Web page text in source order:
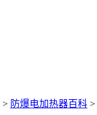
> 防爆电加热器百科 >